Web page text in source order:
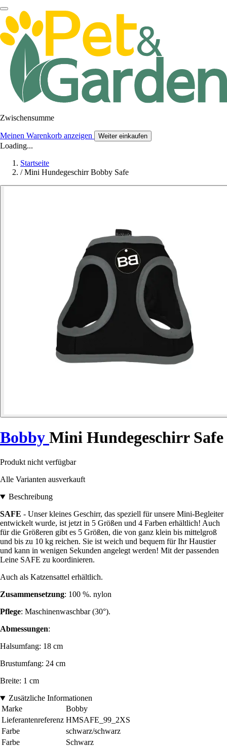
Zwischensumme
Meinen Warenkorb anzeigen Weiter einkaufen
Loading...
Startseite
/ Mini Hundegeschirr Bobby Safe
Bobby Mini Hundegeschirr Safe
Produkt nicht verfügbar
Alle Varianten ausverkauft
Beschreibung
SAFE - Unser kleines Geschirr, das speziell für unsere Mini-Begleiter
entwickelt wurde, ist jetzt in 5 Größen und 4 Farben erhältlich! Auch
für die Größeren gibt es 5 Größen, die von ganz klein bis mittelgroß
und bis zu 10 kg reichen. Sie ist weich und bequem für Ihr Haustier
und kann in wenigen Sekunden angelegt werden! Mit der passenden
Leine SAFE zu koordinieren.
Auch als Katzensattel erhältlich.
Zusammensetzung: 100 %. nylon
Pflege: Maschinenwaschbar (30°).
Abmessungen:
Halsumfang: 18 cm
Brustumfang: 24 cm
Breite: 1 cm
Zusätzliche Informationen
Marke
Bobby
Lieferantenreferenz HMSAFE_99_2XS
Farbe
schwarz/schwarz
Farbe
Schwarz